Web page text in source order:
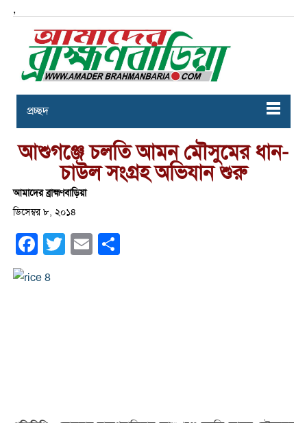
,
প্রচ্ছদ
আশুগঞ্জে চলতি আমন মৌসুমের ধান-
চাউল সংগ্রহ অভিযান শুরু
আমাদের ব্রাহ্মণবাড়িয়া
ডিসেম্বর ৮, ২০১৪
Facebook
Twitter Email